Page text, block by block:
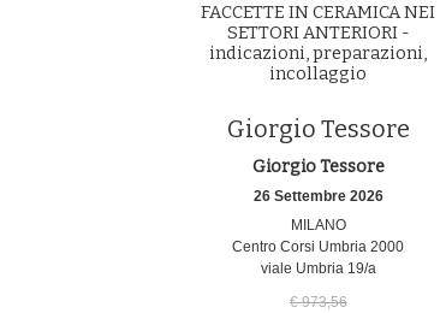
FACCETTE IN CERAMICA NEI
SETTORI ANTERIORI -
indicazioni, preparazioni,
incollaggio
Giorgio Tessore
Giorgio Tessore
26 Settembre 2026
MILANO
Centro Corsi Umbria 2000
viale Umbria 19/a
€ 973,56